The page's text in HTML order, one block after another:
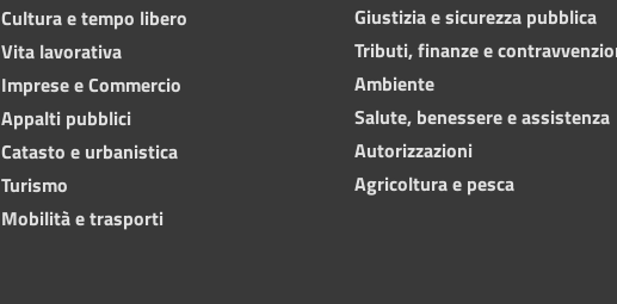
Cultura e tempo libero
Vita lavorativa
Imprese e Commercio
Appalti pubblici
Catasto e urbanistica
Turismo
Mobilità e trasporti
Giustizia e sicurezza pubblica
Tributi, finanze e
Ambiente
Salute, benessere e assistenza
Autorizzazioni
Agricoltura e pesca